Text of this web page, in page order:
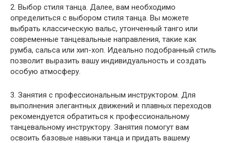
2. Выбор стиля танца. Далее, вам необходимо
определиться с выбором стиля танца. Вы можете
выбрать классическую вальс, утонченный танго или
современные танцевальные направления, такие как
румба, сальса или хип-хоп. Идеально подобранный стиль
позволит выразить вашу индивидуальность и создать
особую атмосферу.
3. Занятия с профессиональным инструктором. Для
выполнения элегантных движений и плавных переходов
рекомендуется обратиться к профессиональному
танцевальному инструктору. Занятия помогут вам
освоить базовые навыки танца и придать вашему